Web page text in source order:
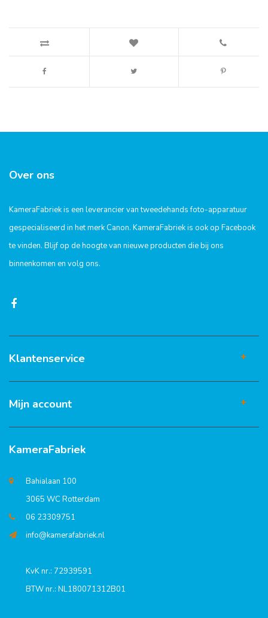
Over ons
KameraFabriek is een leverancier van tweedehands foto-apparatuur
gespecialiseerd in het merk Canon. KameraFabriek is ook op Facebook
te vinden. Blijf op de hoogte van nieuwe producten die bij ons
binnenkomen en volg ons.
Klantenservice
Mijn account
KameraFabriek
Bahialaan 100
3065 WC Rotterdam
06 23309751
info@kamerafabriek.nl
KvK nr.: 72939591
BTW nr.: NL180071312B01